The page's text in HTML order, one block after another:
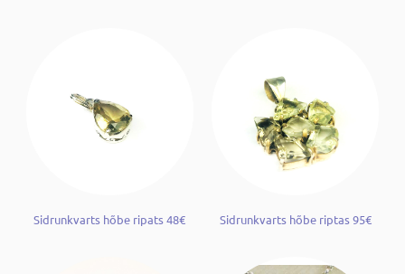
Sidrunkvarts hõbe ripats 48€ Sidrunkvarts hõbe riptas 95€